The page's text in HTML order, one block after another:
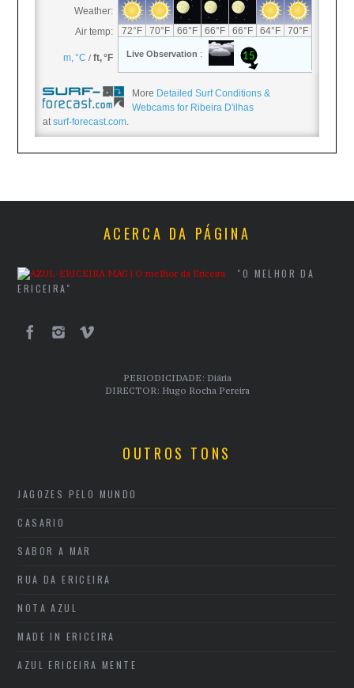
More Detailed Surf Conditions &
Webcams for Ribeira D'ilhas
at surf-forecast.com.
ACERCA DA PÁGINA
"O MELHOR DA
ERICEIRA"
PERIODICIDADE: Diária
DIRECTOR: Hugo Rocha Pereira
OUTROS TONS
JAGOZES PELO MUNDO
CASARIO
SABOR A MAR
RUA DA ERICEIRA
NOTA AZUL
MADE IN ERICEIRA
AZUL ERICEIRA MENTE